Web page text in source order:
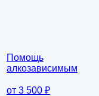
Помощь
алкозависимым
от 3 500 ₽